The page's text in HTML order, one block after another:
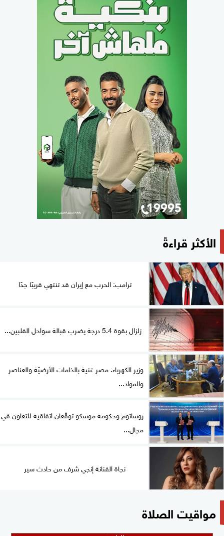
الأكثر قراءةً
ترامب: الحرب مع إيران قد تنتهي قريبًا جدًا
زلزال بقوة 5.4 درجة يضرب قبالة سواحل الفلبين...
وزير الكهرباء: مصر غنية بالخامات الأرضيّة والعناصر
والمواد...
روساتوم وحكومة موسكو توقّعان اتفاقية للتعاون في
مجال...
نجاة الفنانة إنجي شرف من حادث سير
مواقيت الصلاة